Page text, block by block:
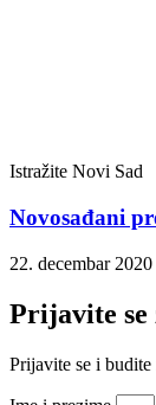
Istražite Novi Sad
Novosađani
22. decembar 2020
Prijavite se
Prijavite se i